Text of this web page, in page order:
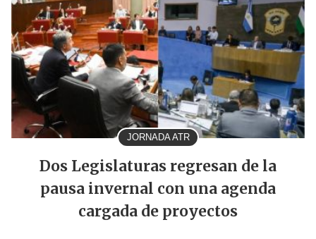
JORNADA ATR
Dos Legislaturas regresan de la
pausa invernal con una agenda
cargada de proyectos